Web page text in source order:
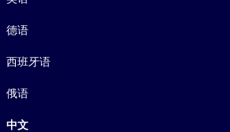
德语
西班牙语
俄语
中文